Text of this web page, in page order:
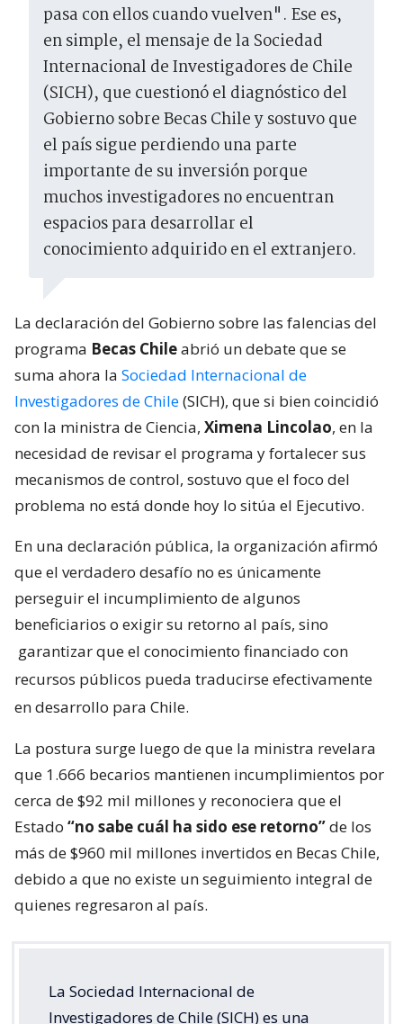
pasa con ellos cuando vuelven". Ese es,
en simple, el mensaje de la Sociedad
Internacional de Investigadores de Chile
(SICH), que cuestionó el diagnóstico del
Gobierno sobre Becas Chile y sostuvo que
el país sigue perdiendo una parte
importante de su inversión porque
muchos investigadores no encuentran
espacios para desarrollar el
conocimiento adquirido en el extranjero.
La declaración del Gobierno sobre las falencias del
programa Becas Chileabrió un debate que se
suma ahora la Sociedad Internacional de
Investigadores de Chile(SICH), que si bien coincidió
con la ministra de Ciencia, Ximena Lincolao, en la
necesidad de revisar el programa y fortalecer sus
mecanismos de control, sostuvo que el foco del
problema no está donde hoy lo sitúa el Ejecutivo.
En una declaración pública, la organización afirmó
que el verdadero desafío no es únicamente
perseguir el incumplimiento de algunos
beneficiarios o exigir su retorno al país, sino
garantizar que el conocimiento financiado con
recursos públicos pueda traducirse efectivamente
en desarrollo para Chile.
La postura surge luego de que la ministra revelara
que 1.666 becarios mantienen incumplimientos por
cerca de $92 mil millones y reconociera que el
Estado “no sabe cuál ha sido ese retorno”de los
más de $960 mil millones invertidos en Becas Chile,
debido a que no existe un seguimiento integral de
quienes regresaron al país.
La Sociedad Internacional de
Investigadores de Chile (SICH) es una